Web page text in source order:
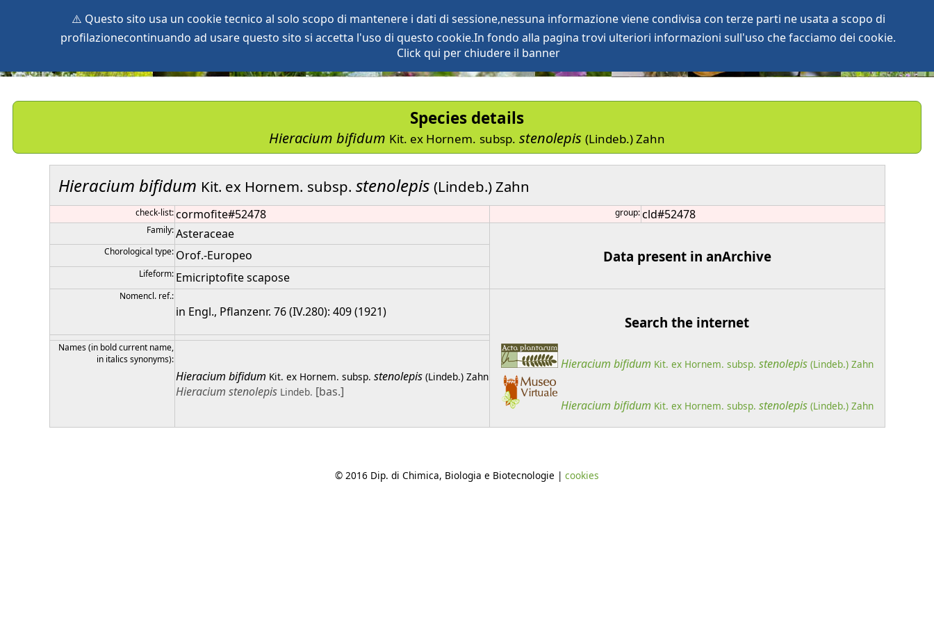
⚠️ Questo sito usa un cookie tecnico al solo scopo di mantenere i dati di sessione,nessuna informazione viene condivisa con terze parti ne usata a scopo di
profilazionecontinuando ad usare questo sito si accetta l'uso di questo cookie.In fondo alla pagina trovi ulteriori informazioni sull'uso che facciamo dei cookie.
Click qui per chiudere il banner
login
anArchive
Species details
Hieracium bifidum Kit. ex Hornem. subsp. stenolepis (Lindeb.) Zahn
Hieracium bifidum Kit. ex Hornem. subsp. stenolepis (Lindeb.) Zahn
check-list: cormofite#52478 group: cld#52478
Family: Asteraceae
Data present in anArchive
Chorological type: Orof.-Europeo
Lifeform: Emicriptofite scapose
Nomencl. ref.:
in Engl., Pflanzenr. 76 (IV.280): 409 (1921)
Search the internet
Hieracium bifidum Kit. ex Hornem. subsp. stenolepis (Lindeb.) Zahn
Hieracium bifidum Kit. ex Hornem. subsp. stenolepis (Lindeb.) Zahn
Names (in bold current name,
in italics synonyms):
Hieracium bifidum Kit. ex Hornem. subsp. stenolepis (Lindeb.) Zahn
Hieracium stenolepis Lindeb. [bas.]
© 2016 Dip. di Chimica, Biologia e Biotecnologie | cookies